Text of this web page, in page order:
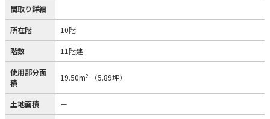
間取り詳細
所在階 10階
階数 11階建
使用部分面
積
19.50m2 （5.89坪）
土地面積 －